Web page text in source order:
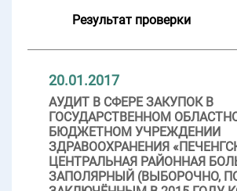
Результат проверки
20.01.2017
АУДИТ В СФЕРЕ ЗАКУПОК В
ГОСУДАРСТВЕННОМ
БЮДЖЕТНОМ УЧРЕЖДЕНИИ
ЗДРАВООХРАНЕНИЯ
ЦЕНТРАЛЬНАЯ РАЙОННАЯ
ЗАПОЛЯРНЫЙ (ВЫБОРОЧНО,